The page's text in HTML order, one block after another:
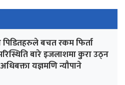
पिडितहरुले बचत रकम फिर्ता
बारे इजलाशमा कुरा उठ्न
यज्ञमणि न्यौपाने